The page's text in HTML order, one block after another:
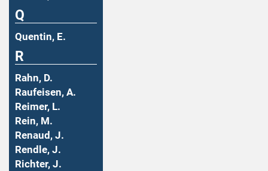
Q
Quentin, E.
R
Rahn, D.
Raufeisen, A.
Reimer, L.
Rein, M.
Renaud, J.
Rendle, J.
Richter, J.